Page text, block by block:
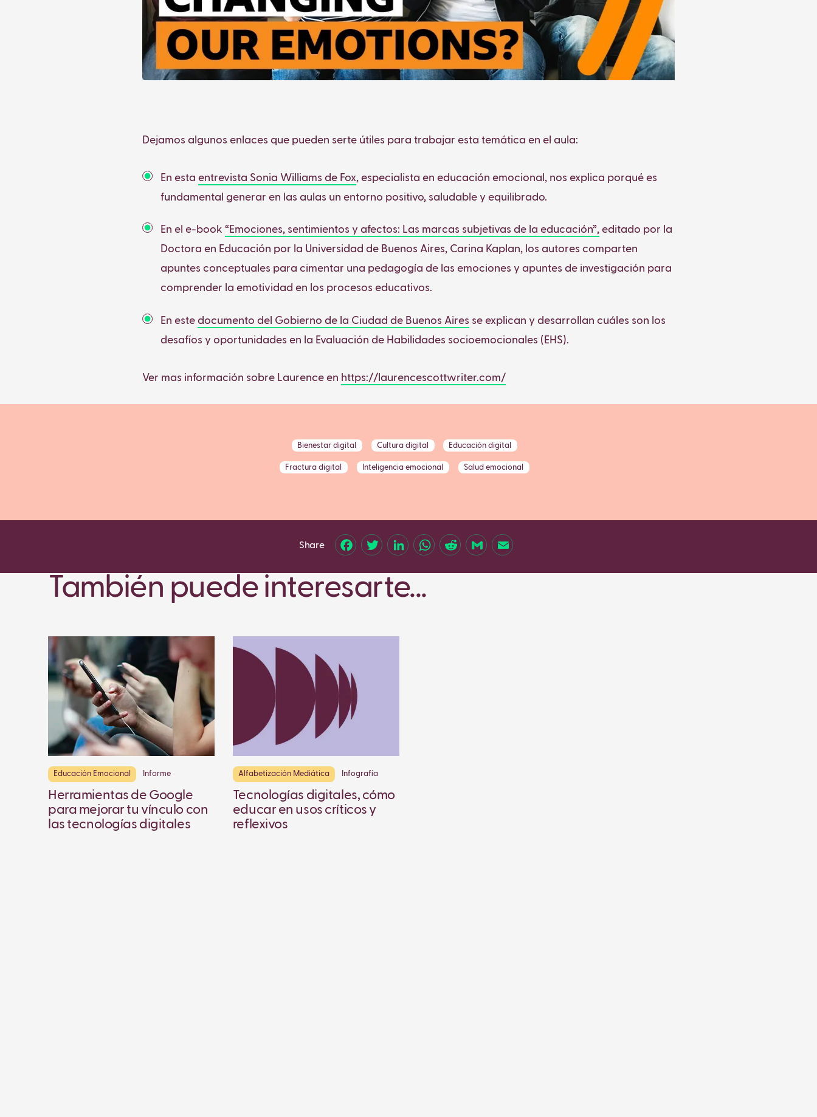
Dejamos algunos enlaces que pueden serte útiles para trabajar esta temática en el aula:
En estaentrevista Sonia Williams de Fox, especialista en educación emocional, nos explica porqué es
fundamental generar en las aulas un entorno positivo, saludable y equilibrado.
En el e-book“Emociones, sentimientos y afectos: Las marcas subjetivas de la educación”, editado por la
Doctora en Educación por la Universidad de Buenos Aires, Carina Kaplan, los autores comparten
apuntes conceptuales para cimentar una pedagogía de las emociones y apuntes de investigación para
comprender la emotividad en los procesos educativos.
En estedocumento del Gobierno de la Ciudad de Buenos Aires se explican y desarrollan cuáles son los
desafíos y oportunidades en la Evaluación de Habilidades socioemocionales (EHS).
Ver mas información sobre Laurence en https://laurencescottwriter.com/
Bienestar digital Cultura digital Educación digital
Fractura digital Inteligencia emocional Salud emocional
Share
También puede interesarte...
Educación Emocional Informe
Herramientas de Google
para mejorar tu vínculo con
las tecnologías digitales
Alfabetización Mediática Infografía
Tecnologías digitales, cómo
educar en usos críticos y
reflexivos